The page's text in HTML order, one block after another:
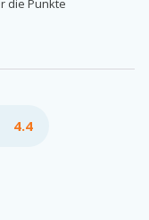
die Punkte
4.4